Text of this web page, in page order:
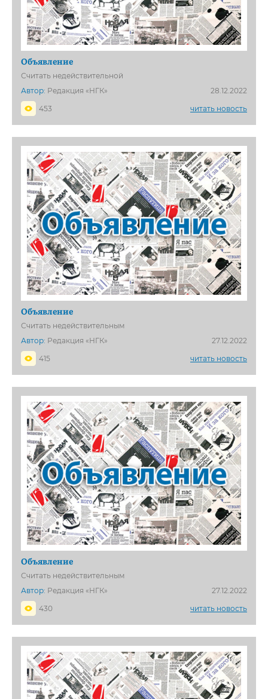
Объявление
Считать недействительной
Автор: Редакция «НГК»
28.12.2022
453
читать новость
Объявление
Считать недействительным
Автор: Редакция «НГК»
27.12.2022
415
читать новость
Объявление
Считать недействительным
Автор: Редакция «НГК»
27.12.2022
430
читать новость